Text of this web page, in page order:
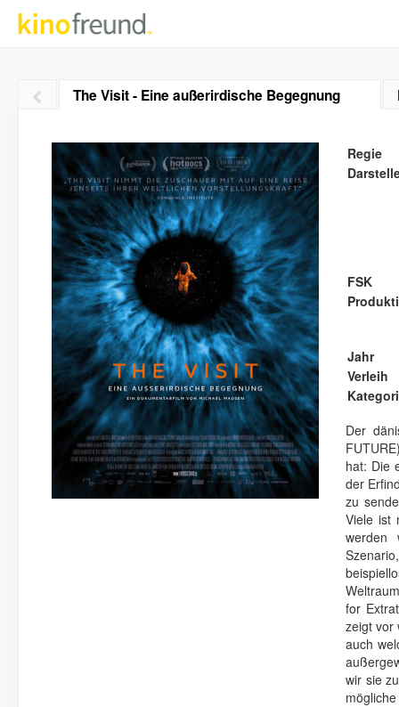
The Visit - Eine außerirdische Begegnung
Regie
FSK
Jahr
Verleih
Der
hat: Die
der
zu
Viele ist
werden
for
zeigt vor
auch
wir sie